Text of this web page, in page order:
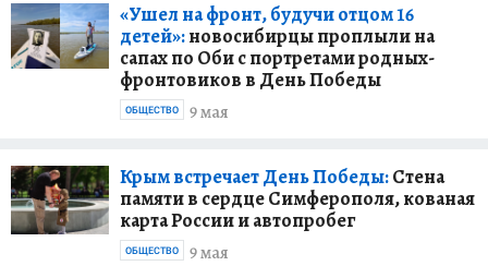
«Ушел на фронт, будучи отцом 16
детей»:новосибирцы проплыли на
сапах по Оби с портретами родных-
фронтовиков в День Победы
9 мая
ОБЩЕСТВО
Крым встречает День Победы:Стена
памяти в сердце Симферополя, кованая
карта России и автопробег
9 мая
ОБЩЕСТВО